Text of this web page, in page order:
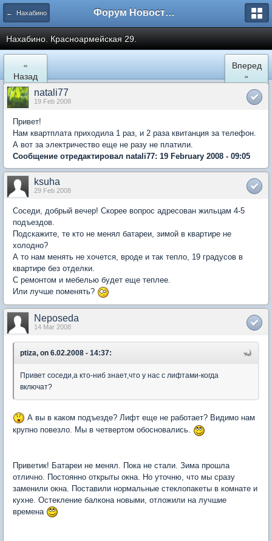
← Нахабино Форум Новостройки
Нахабино. Красноармейская 29.
«
Назад
Вперед
»
natali77
19 Feb 2008
Привет!
Нам квартплата приходила 1 раз, и 2 раза квитанция за телефон.
А вот за электричество еще не разу не платили.
Сообщение отредактировал natali77: 19 February 2008 - 09:05
ksuha
29 Feb 2008
Соседи, добрый вечер! Скорее вопрос адресован жильцам 4-5
подъездов.
Подскажите, те кто не менял батареи, зимой в квартире не
холодно?
А то нам менять не хочется, вроде и так тепло, 19 градусов в
квартире без отделки.
С ремонтом и мебелью будет еще теплее.
Или лучше поменять?
Neposeda
14 Mar 2008
ptiza, on 6.02.2008 - 14:37:
Привет соседи,а кто-ниб знает,что у нас с лифтами-когда
включат?
А вы в каком подъезде? Лифт еще не работает? Видимо нам
крупно повезло. Мы в четвертом обосновались.
Приветик! Батареи не менял. Пока не стали. Зима прошла
отлично. Постоянно открыты окна. Но уточню, что мы сразу
заменили окна. Поставили нормальные стеклопакеты в комнате и
кухне. Остекление балкона новыми, отложили на лучшие
времена